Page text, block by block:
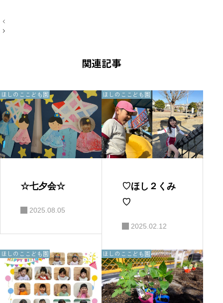
投
稿
関連記事
2.ほしのここども園
☆七夕会☆
2025.08.05
2.ほしのここども園
♡ほし２くみ
♡
2025.02.12
2.ほしのここども園 2.ほしのここども園